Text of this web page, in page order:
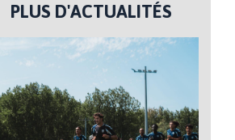
PLUS D'ACTUALITÉS